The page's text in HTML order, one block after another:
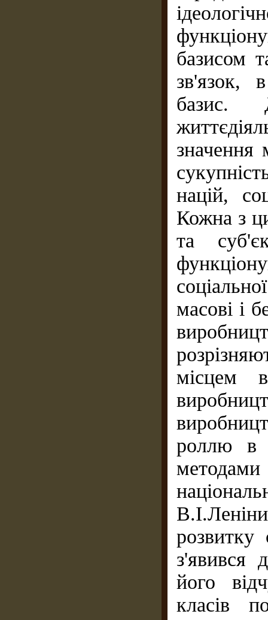
базисом
зв'язок,
базис.
значення
націй,
Кожна з
та
масові і
місцем
роллю в
розвитку
з'явився
його
класів